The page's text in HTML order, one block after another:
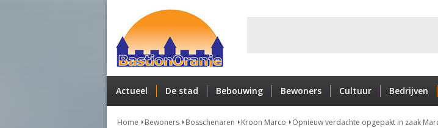
Actueel De stad Bebouwing Bewoners Cultuur Bedrijven
Home Bewoners Bosschenaren Kroon Marco Opnieuw verdachte opgepakt in zaak